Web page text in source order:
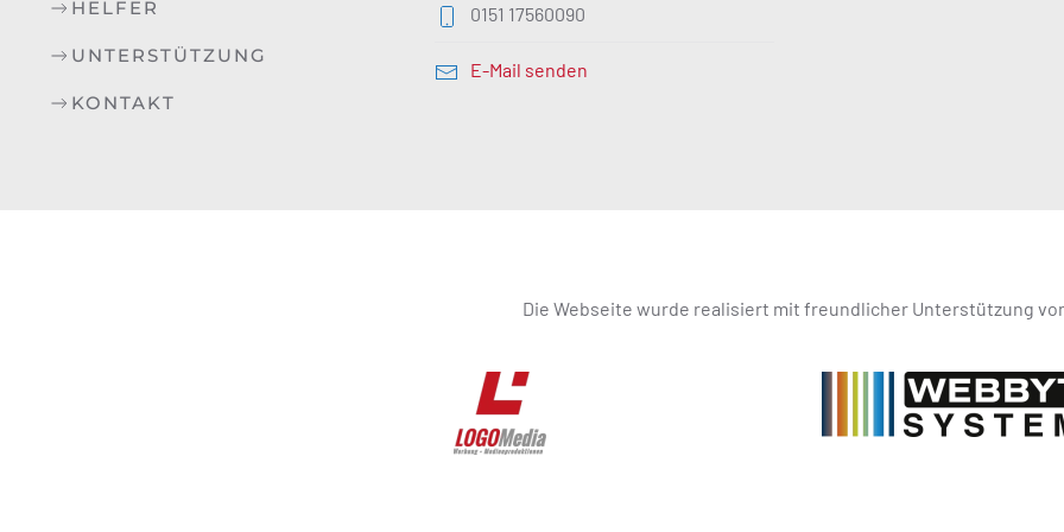
HELFER
UNTERSTÜTZUNG
KONTAKT
0151 17560090
E-Mail senden
Die Webseite wurde realisiert mit freundlicher Unterstützung